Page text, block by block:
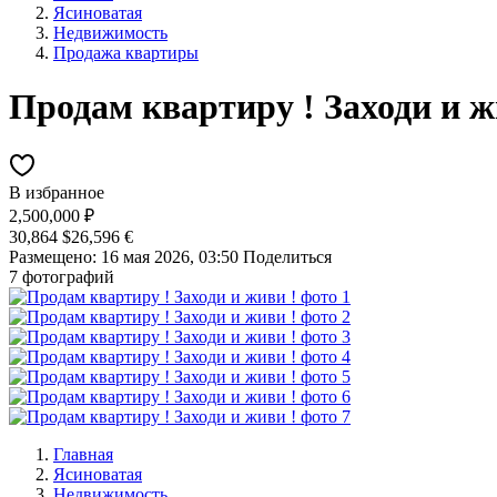
Ясиноватая
Недвижимость
Продажа квартиры
Продам квартиру ! Заходи и
В избранное
2,500,000 ₽
30,864 $26,596 €
Размещено: 16 мая 2026, 03:50 Поделиться
7 фотографий
Главная
Ясиноватая